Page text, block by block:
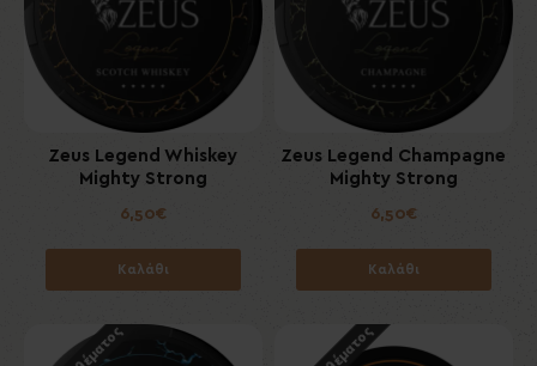
Zeus Legend Whiskey
Mighty Strong
6,50€
Καλάθι
Zeus Legend Champagne
Mighty Strong
6,50€
Καλάθι